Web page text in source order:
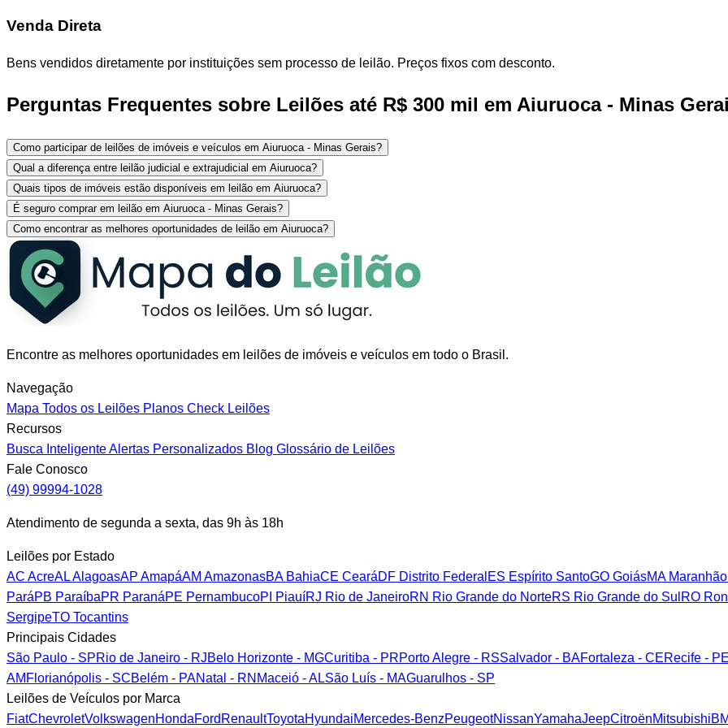
Venda Direta
Bens vendidos diretamente por instituições sem processo de leilão. Preços fixos com desconto.
Perguntas Frequentes sobre Leilões até R$ 300 mil em Aiuruoca - Minas
Como participar de leilões de imóveis e veículos em Aiuruoca - Minas Gerais?
Qual a diferença entre leilão judicial e extrajudicial em Aiuruoca?
Quais tipos de imóveis estão disponíveis em leilão em Aiuruoca?
É seguro comprar em leilão em Aiuruoca - Minas Gerais?
Como encontrar as melhores oportunidades de leilão em Aiuruoca?
Encontre as melhores oportunidades em leilões de imóveis e veículos em todo o Brasil.
Navegação
Mapa Todos os Leilões Planos Check Leilões
Recursos
Busca InteligenteAlertas Personalizados Blog Glossário de Leilões
Fale Conosco
(49) 99994-1028
Atendimento de segunda a sexta, das 9h às 18h
Leilões por Estado
AC AcreALAlagoasAP AmapáAM AmazonasBABahiaCE CearáDF Distrito Federal ES Espírito SantoGO GoiásMAMaranhão
ParáPB ParaíbaPR ParanáPE PernambucoPI PiauíRJ Rio de JaneiroRN Rio Grande do NorteRS Rio Grande do Sul RO
SergipeTO Tocantins
Principais Cidades
São Paulo - SPRio de Janeiro - RJBelo Horizonte - MGCuritiba - PRPorto Alegre - RSSalvador - BAFortaleza - CERecife -
AM Florianópolis - SCBelém - PANatal - RN Maceió - ALSão Luís - MAGuarulhos - SP
Leilões de Veículos por Marca
FiatChevroletVolkswagenHondaFord RenaultToyotaHyundaiMercedes-BenzPeugeotNissanYamahaJeepCitroënMitsubishi